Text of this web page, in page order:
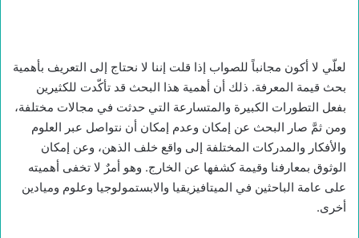
لعلّي لا أكون مجانباً للصواب إذا قلت إننا لا نحتاج إلى التعريف بأهمية
بحث قيمة المعرفة. ذلك أن أهمية هذا البحث قد تأكّدت للكثيرين
بفعل التطورات الكبيرة والمتسارعة التي حدثت في مجالات مختلفة،
ومن ثمَّ صار البحث عن إمكان وعدم إمكان أن نتواصل عبر العلوم
والأفكار والمدركات المختلفة إلى واقع خلف الذهن، وعن إمكان
الوثوق بمعارفنا وقيمة كشفها عن الخارج. وهو أمرٌ لا تخفى أهميته
على عامة الباحثين في الميتافيزيقيا والابستمولوجيا وعلوم وميادين
أخرى.